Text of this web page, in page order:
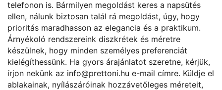
telefonon is. Bármilyen megoldást keres a napsütés
ellen, nálunk biztosan talál rá megoldást, úgy, hogy
prioritás maradhasson az elegancia és a praktikum.
Árnyékoló rendszereink diszkrétek és méretre
készülnek, hogy minden személyes preferenciát
kielégíthessünk. Ha gyors árajánlatot szeretne, kérjük,
írjon nekünk az info@prettoni.hu e-mail címre. Küldje el
ablakainak, nyílászáróinak hozzávetőleges méreteit,